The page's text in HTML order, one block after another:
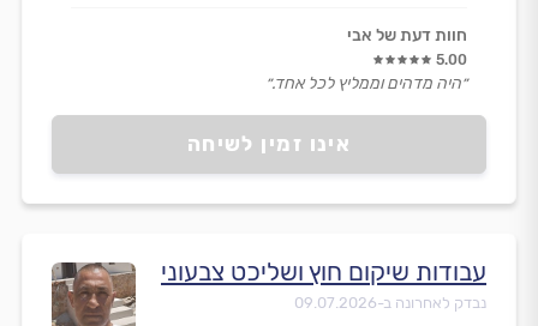
אינו זמין לשיחה
חוות דעת של אבי
5.00
״היה מדהים וממליץ לכל אחד.״
עבודות שיקום חוץ ושליכט צבעוני
נבדק לאחרונה ב-09.07.2026